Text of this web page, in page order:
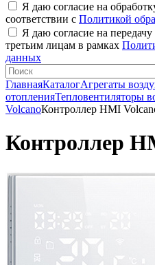
Я даю согласие на
соответствии с Политикой
Я даю согласие на
третьим лицам в рамках
данных
ГлавнаяКаталогАгрегаты
отопленияТепловентиляторы
VolcanoКонтроллер HMI
Контроллер